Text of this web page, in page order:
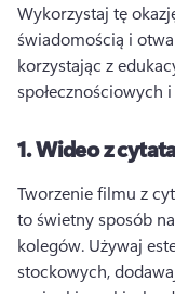
Wykorzystaj tę
świadomością i
korzystając z
społecznościowych
1.Wideo z
Tworzenie filmu z
to świetny sposób
kolegów. Używaj
stockowych,